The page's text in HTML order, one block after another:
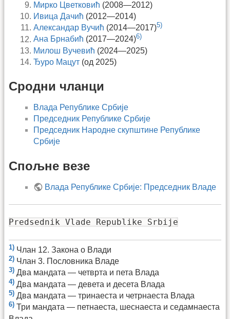
Мирко Цветковић (2008—2012)
Ивица Дачић (2012—2014)
Александар Вучић (2014—2017)5)
Ана Брнабић (2017—2024)6)
Милош Вучевић (2024—2025)
Ђуро Мацут (од 2025)
Сродни чланци
Влада Републике Србије
Председник Републике Србије
Председник Народне скупштине Републике
Србије
Спољне везе
Влада Републике Србије: Председник Владе
Predsednik Vlade Republike Srbije
1) Члан 12. Закона о Влади
2) Члан 3. Пословника Владе
3) Два мандата — четврта и пета Влада
4) Два мандата — девета и десета Влада
5) Два мандата — тринаеста и четрнаеста Влада
6) Три мандата — петнаеста, шеснаеста и седамнаеста